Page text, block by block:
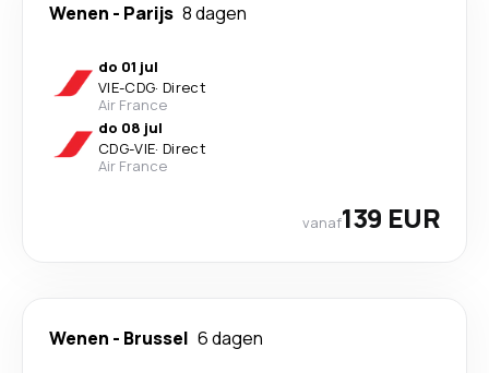
Wenen - Parijs 8 dagen
do 01 jul
VIE-CDG· Direct
Air France
do 08 jul
CDG-VIE· Direct
Air France
vanaf139 EUR
Wenen - Brussel 6 dagen